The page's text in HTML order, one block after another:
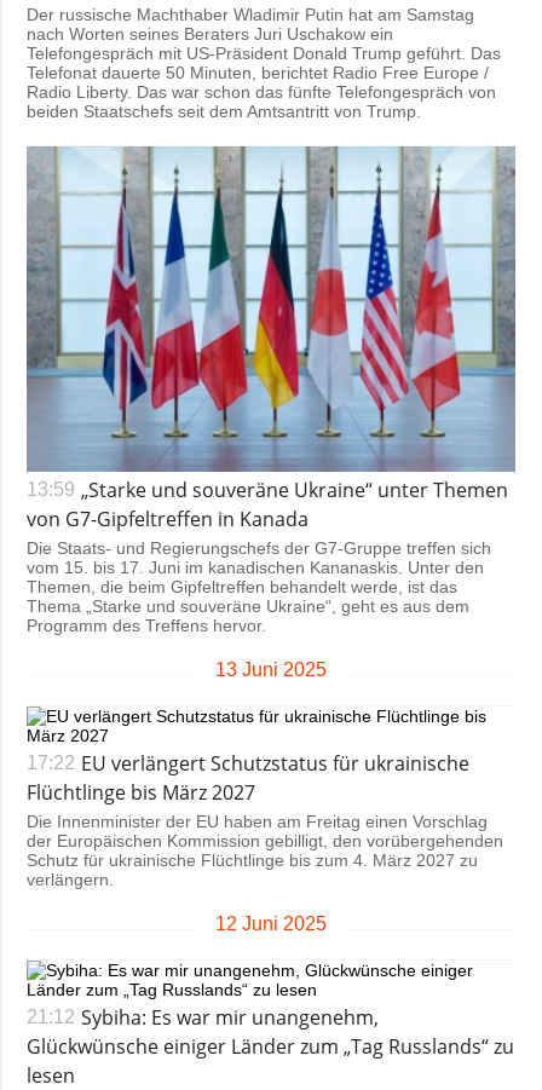
Der russische Machthaber Wladimir Putin hat am Samstag
nach Worten seines Beraters Juri Uschakow ein
Telefongespräch mit US-Präsident Donald Trump geführt. Das
Telefonat dauerte 50 Minuten, berichtet Radio Free Europe /
Radio Liberty. Das war schon das fünfte Telefongespräch von
beiden Staatschefs seit dem Amtsantritt von Trump.
13:59 „Starke und souveräne Ukraine“ unter Themen
von G7-Gipfeltreffen in Kanada
Die Staats- und Regierungschefs der G7-Gruppe treffen sich
vom 15. bis 17. Juni im kanadischen Kananaskis. Unter den
Themen, die beim Gipfeltreffen behandelt werde, ist das
Thema „Starke und souveräne Ukraine“, geht es aus dem
Programm des Treffens hervor.
13 Juni 2025
17:22 EU verlängert Schutzstatus für ukrainische
Flüchtlinge bis März 2027
Die Innenminister der EU haben am Freitag einen Vorschlag
der Europäischen Kommission gebilligt, den vorübergehenden
Schutz für ukrainische Flüchtlinge bis zum 4. März 2027 zu
verlängern.
12 Juni 2025
21:12 Sybiha: Es war mir unangenehm,
Glückwünsche einiger Länder zum „Tag Russlands“ zu
lesen